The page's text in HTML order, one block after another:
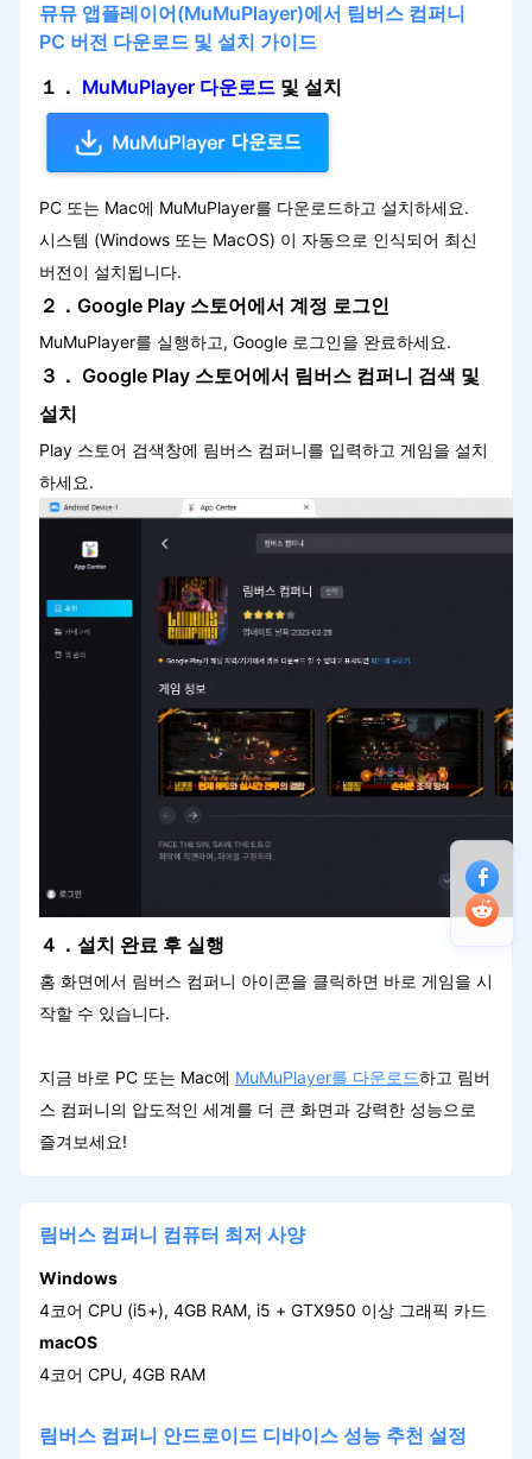
뮤뮤 앱플레이어(MuMuPlayer)에서 림버스 컴퍼니
PC 버전 다운로드 및 설치 가이드
１． MuMuPlayer 다운로드및 설치
PC 또는 Mac에 MuMuPlayer를 다운로드하고 설치하세요.
시스템 (Windows 또는 MacOS) 이 자동으로 인식되어 최신
버전이 설치됩니다.
２．Google Play 스토어에서 계정 로그인
MuMuPlayer를 실행하고, Google 로그인을 완료하세요.
３． Google Play 스토어에서 림버스 컴퍼니 검색 및
설치
Play 스토어 검색창에 림버스 컴퍼니를 입력하고 게임을 설치
하세요.
４．설치 완료 후 실행
홈 화면에서 림버스 컴퍼니 아이콘을 클릭하면 바로 게임을 시
작할 수 있습니다.
지금 바로 PC 또는 Mac에 MuMuPlayer를 다운로드하고 림버
스 컴퍼니의 압도적인 세계를 더 큰 화면과 강력한 성능으로
즐겨보세요!
림버스 컴퍼니 컴퓨터 최저 사양
Windows
4코어 CPU (i5+), 4GB RAM, i5 + GTX950 이상 그래픽 카드
macOS
4코어 CPU, 4GB RAM
림버스 컴퍼니 안드로이드 디바이스 성능 추천 설정